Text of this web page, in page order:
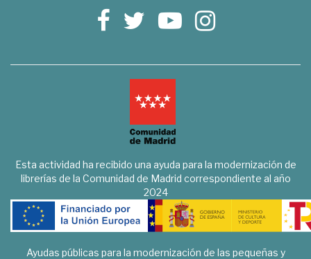
Esta actividad ha recibido una ayuda para la modernización de
librerías de la Comunidad de Madrid correspondiente al año
2024
Ayudas públicas para la modernización de las pequeñas y